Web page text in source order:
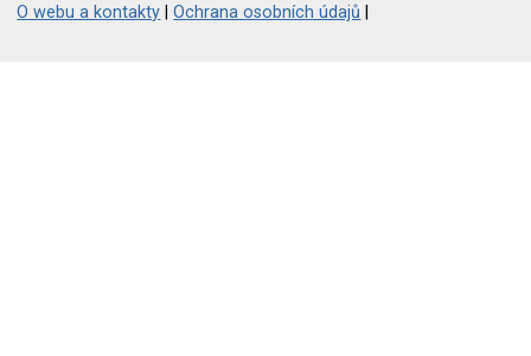
O webu a kontakty |Ochrana osobních údajů